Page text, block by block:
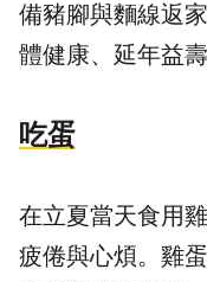
備豬腳與麵線返
體健康、延年益壽
吃蛋
在立夏當天食用
疲倦與心煩。雞